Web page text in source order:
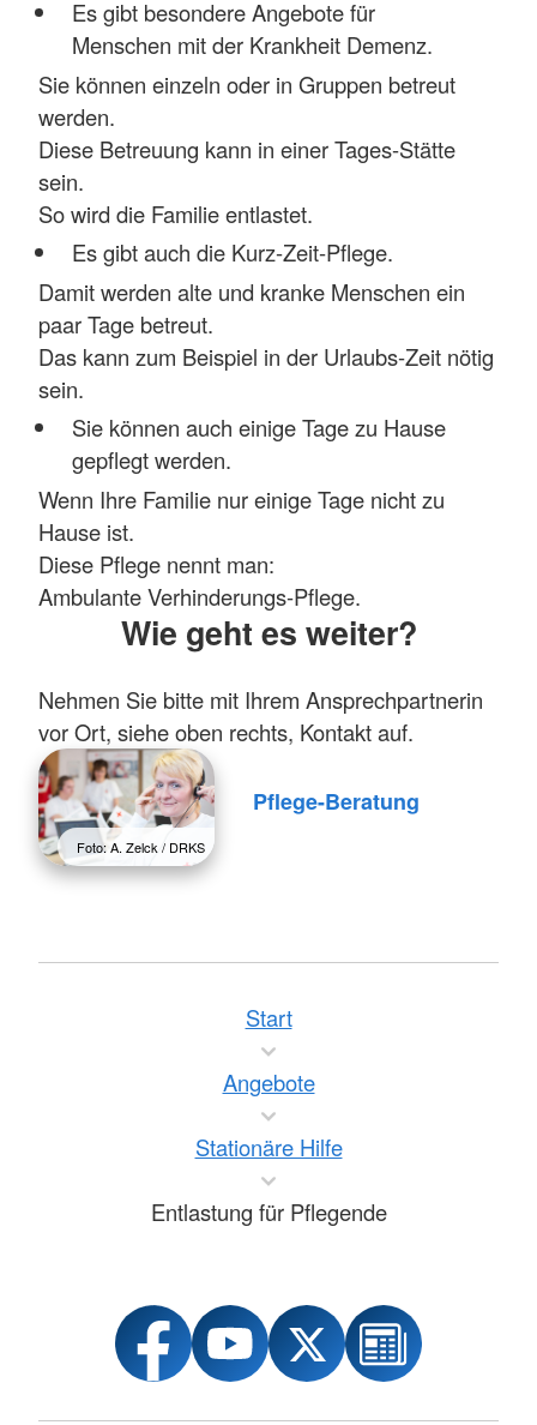
Es gibt besondere Angebote für
Menschen mit der Krankheit Demenz.
Sie können einzeln oder in Gruppen betreut
werden.
Diese Betreuung kann in einer Tages-Stätte
sein.
So wird die Familie entlastet.
Es gibt auch die Kurz-Zeit-Pflege.
Damit werden alte und kranke Menschen ein
paar Tage betreut.
Das kann zum Beispiel in der Urlaubs-Zeit nötig
sein.
Sie können auch einige Tage zu Hause
gepflegt werden.
Wenn Ihre Familie nur einige Tage nicht zu
Hause ist.
Diese Pflege nennt man:
Ambulante Verhinderungs-Pflege.
Wie geht es weiter?
Nehmen Sie bitte mit Ihrem Ansprechpartnerin
vor Ort, siehe oben rechts, Kontakt auf.
Foto: A. Zelck / DRKS
Pflege-Beratung
Start
Angebote
Stationäre Hilfe
Entlastung für Pflegende